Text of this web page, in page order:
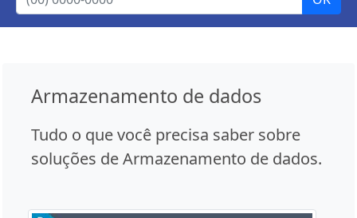
Armazenamento de dados
Tudo o que você precisa saber sobre
soluções de Armazenamento de dados.